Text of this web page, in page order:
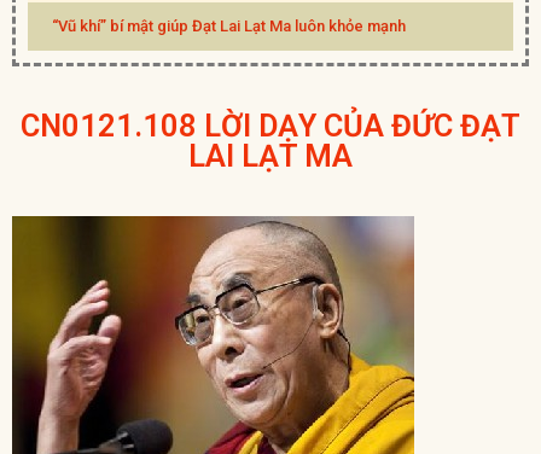
“Vũ khí” bí mật giúp Đạt Lai Lạt Ma luôn khỏe mạnh
CN0121.108 LỜI DẠY CỦA ĐỨC ĐẠT
LAI LẠT MA